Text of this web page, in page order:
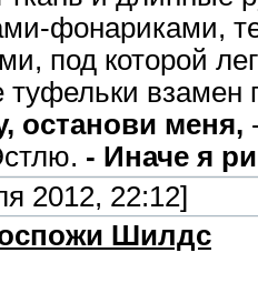
фонариками,
под которой
туфельки
останови меня,
- Иначе я
2012, 22:12]
Шилдс